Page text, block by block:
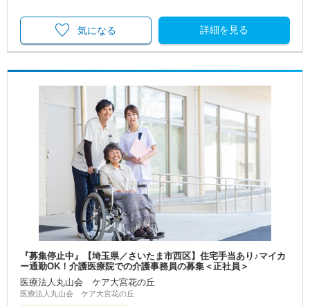
詳細を見る
気になる
『募集停止中』【埼玉県／さいたま市西区】住宅手当あり♪マイカ
ー通勤OK！介護医療院での介護事務員の募集＜正社員＞
医療法人丸山会 ケア大宮花の丘
医療法人丸山会 ケア大宮花の丘